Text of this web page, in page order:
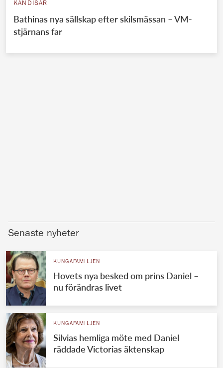
KÄNDISAR
Bathinas nya sällskap efter skilsmässan – VM-
stjärnans far
Senaste nyheter
KUNGAFAMILJEN
Hovets nya besked om prins Daniel –
nu förändras livet
KUNGAFAMILJEN
Silvias hemliga möte med Daniel
räddade Victorias äktenskap